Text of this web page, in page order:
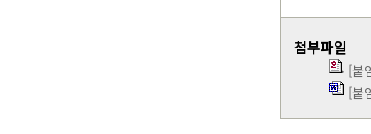
첨부파일
[붙
[붙